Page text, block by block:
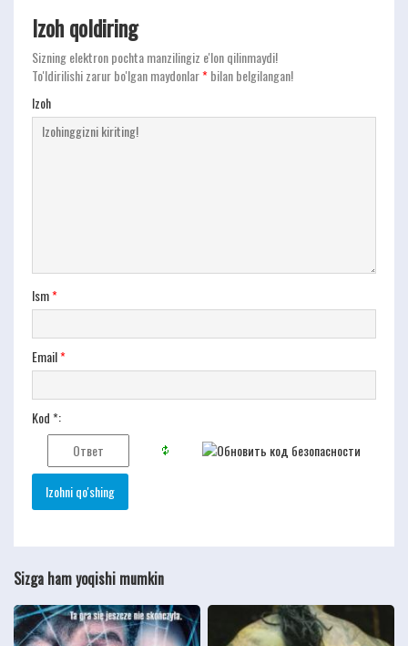
Izoh qoldiring
Sizning elektron pochta manzilingiz e'lon qilinmaydi!
To'ldirilishi zarur bo'lgan maydonlar*bilan belgilangan!
Izoh
Ism*
Email*
Kod *:
Sizga ham yoqishi mumkin